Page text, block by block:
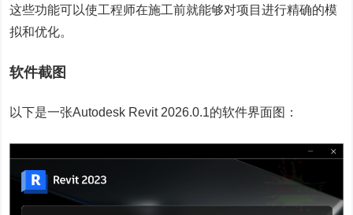
这些功能可以使工程师在施工前就能够对项目进行精确的模
拟和优化。
软件截图
以下是一张Autodesk Revit 2026.0.1的软件界面图：